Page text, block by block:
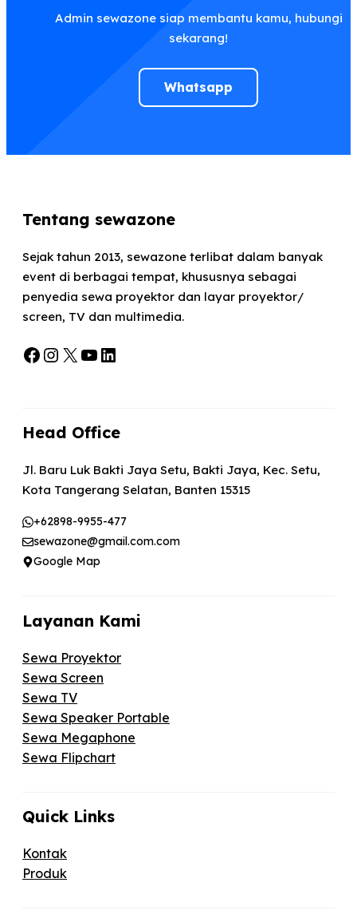
Admin sewazone siap membantu kamu, hubungi
sekarang!
Whatsapp
Tentang sewazone
Sejak tahun 2013, sewazone terlibat dalam banyak
event di berbagai tempat, khususnya sebagai
penyedia sewa proyektor dan layar proyektor/
screen, TV dan multimedia.
Facebook
Instagram
X YouTube
LinkedIn
Head Office
Jl. Baru Luk Bakti Jaya Setu, Bakti Jaya, Kec. Setu,
Kota Tangerang Selatan, Banten 15315
+62898-9955-477
sewazone@gmail.com.com
Google Map
Layanan Kami
Sewa Proyektor
Sewa Screen
Sewa TV
Sewa Speaker Portable
Sewa Megaphone
Sewa Flipchart
Quick Links
Kontak
Produk